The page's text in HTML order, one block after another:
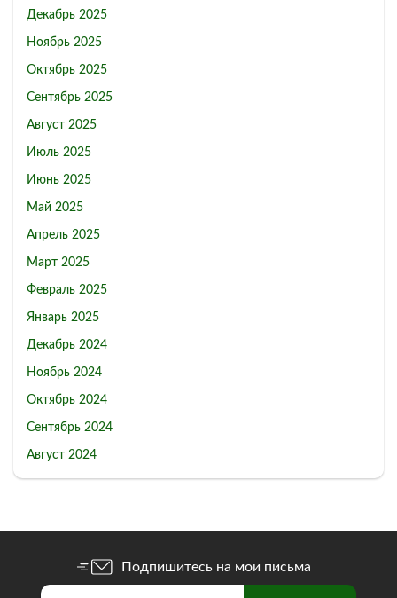
Декабрь 2025
Ноябрь 2025
Октябрь 2025
Сентябрь 2025
Август 2025
Июль 2025
Июнь 2025
Май 2025
Апрель 2025
Март 2025
Февраль 2025
Январь 2025
Декабрь 2024
Ноябрь 2024
Октябрь 2024
Сентябрь 2024
Август 2024
Подпишитесь на мои письма